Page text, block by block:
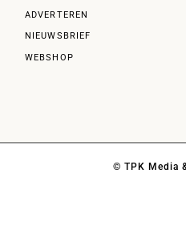
ADVERTEREN
NIEUWSBRIEF
WEBSHOP
© TPK Media